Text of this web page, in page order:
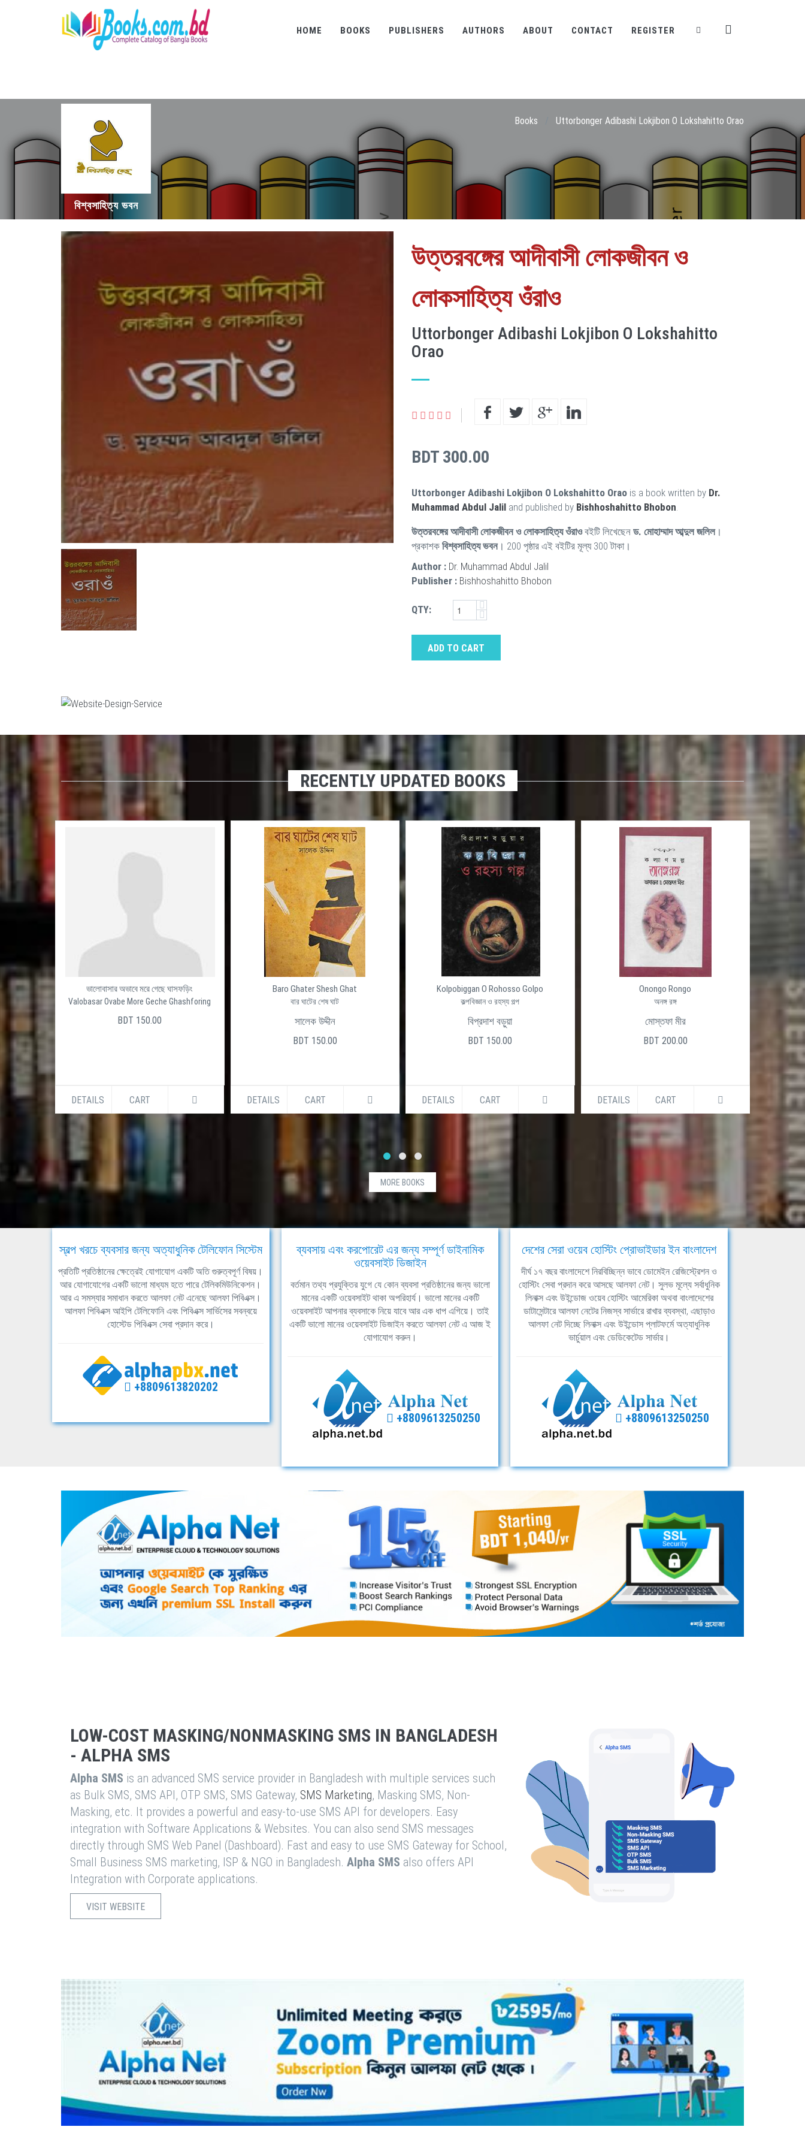
HOME BOOKS PUBLISHERS AUTHORS ABOUT CONTACT REGISTER
বিশ্বসাহিত্য ভবন
Books Uttorbonger Adibashi Lokjibon O Lokshahitto Orao
উত্তরবঙ্গের আদীবাসী লোকজীবন ও
লোকসাহিত্য ওঁরাও
Uttorbonger Adibashi Lokjibon O Lokshahitto
Orao
BDT 300.00
Uttorbonger Adibashi Lokjibon O Lokshahitto Orao is a book written by Dr.
Muhammad Abdul Jalil and published by Bishhoshahitto Bhobon.
উত্তরবঙ্গের আদীবাসী লোকজীবন ও লোকসাহিত্য ওঁরাওবইটি লিখেছেন ড. মোহাম্মাদ আব্দুল জলিল।
প্রকাশক বিশ্বসাহিত্য ভবন। 200 পৃষ্ঠার এই বইটির মূল্য 300 টাকা।
Author : Dr. Muhammad Abdul Jalil
Publisher : Bishhoshahitto Bhobon
QTY:
ADD TO CART
RECENTLY UPDATED BOOKS
ভালোবাসার অভাবে মরে গেছে ঘাসফড়িং
Valobasar Ovabe More Geche Ghashforing
BDT 150.00
DETAILS CART
Baro Ghater Shesh Ghat
বার ঘাটের শেষ ঘাট
সালেক উদ্দীন
BDT 150.00
DETAILS CART
Kolpobiggan O Rohosso Golpo
কল্পবিজ্ঞান ও রহস্য গল্প
বিপ্রদাশ বড়ুয়া
BDT 150.00
DETAILS CART
Onongo Rongo
অনঙ্গ রঙ্গ
মোস্তফা মীর
BDT 200.00
DETAILS CART DETAILS
MORE BOOKS
স্বল্প খরচে ব্যবসার জন্য অত্যাধুনিক টেলিফোন সিস্টেম
প্রতিটি প্রতিষ্ঠানের ক্ষেত্রেই যোগাযোগ একটি অতি গুরুত্বপূর্ণ বিষয়।
আর যোগাযোগের একটি ভালো মাধ্যম হতে পারে টেলিকমিউনিকেশন।
আর এ সমস্যার সমাধান করতে আলফা নেট এনেছে আলফা পিবিএক্স।
আলফা পিবিএক্স আইপি টেলিফোনি এবং পিবিএক্স সার্ভিসের সবন্বয়ে
হোস্টেড পিবিএক্স সেবা প্রদান করে।
+8809613820202
ব্যবসায় এবং করপোরেট এর জন্য সম্পূর্ণ ডাইনামিক
ওয়েবসাইট ডিজাইন
বর্তমান তথ্য প্রযুক্তির যুগে যে কোন ব্যবসা প্রতিষ্ঠানের জন্য ভালো
মানের একটি ওয়েবসাইট থাকা অপরিহার্য। ভালো মানের একটি
ওয়েবসাইট আপনার ব্যবসাকে নিয়ে যাবে আর এক ধাপ এগিয়ে। তাই
একটি ভালো মানের ওয়েবসাইট ডিজাইন করতে আলফা নেট এ আজ ই
যোগাযোগ করুন।
+8809613250250
দেশের সেরা ওয়েব হোস্টিং প্রোভাইডার ইন বাংলাদেশ
দীর্ঘ ১৭ বছর বাংলাদেশে নিরবিচ্ছিন্ন ভাবে ডোমেইন রেজিস্ট্রেশন ও
হোস্টিং সেবা প্রদান করে আসছে আলফা নেট। সুলভ মূল্যে সর্বাধুনিক
লিনাক্স এবং উইন্ডোজ ওয়েব হোস্টিং আমেরিকা অথবা বাংলাদেশের
ডাটাসেন্টারে আলফা নেটের নিজস্ব সার্ভারে রাখার ব্যবস্থা, এছাড়াও
আলফা নেট দিচ্ছে লিনাক্স এবং উইন্ডোস প্লাটফর্মে অত্যাধুনিক
ভার্চুয়াল এবং ডেডিকেটেড সার্ভার।
+8809613250250
LOW-COST MASKING/NONMASKING SMS IN BANGLADESH
- ALPHA SMS
Alpha SMS is an advanced SMS service provider in Bangladesh with multiple services such
as Bulk SMS, SMS API, OTP SMS, SMS Gateway, SMS Marketing, Masking SMS, Non-
Masking, etc. It provides a powerful and easy-to-use SMS API for developers. Easy
integration with Software Applications & Websites. You can also send SMS messages
directly through SMS Web Panel (Dashboard). Fast and easy to use SMS Gateway for School,
Small Business SMS marketing, ISP & NGO in Bangladesh. Alpha SMS also offers API
Integration with Corporate applications.
VISIT WEBSITE